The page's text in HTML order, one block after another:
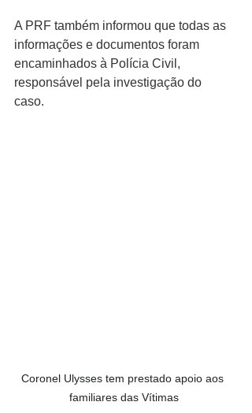
A PRF também informou que todas as
informações e documentos foram
encaminhados à Polícia Civil,
responsável pela investigação do
caso.
Coronel Ulysses tem prestado apoio aos
familiares das Vítimas